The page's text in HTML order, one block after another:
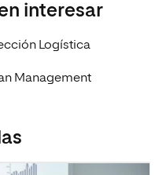
interesar
Logística
Management